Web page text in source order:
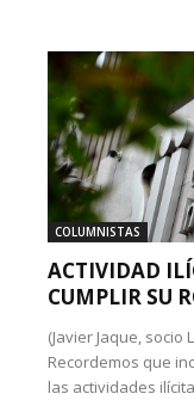
COLUMNISTAS
ACTIVIDAD
CUMPLIR SU
(Javier Jaque, socio
Recordemos que
las actividades